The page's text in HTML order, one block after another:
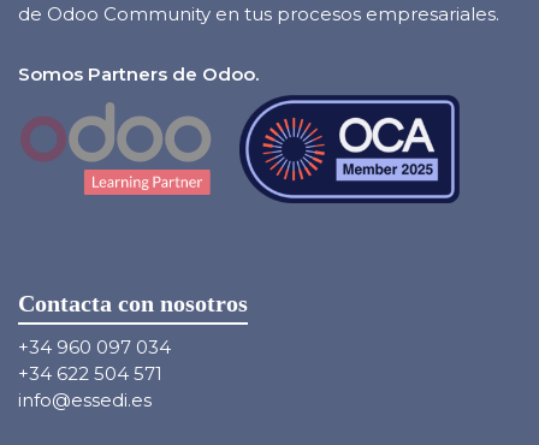
de Odoo Community en tus procesos empresariales.
Somos Partners de Odoo.
Contacta con nosotros
+34 960 097 034
+34 622 504 571
info@essedi.es